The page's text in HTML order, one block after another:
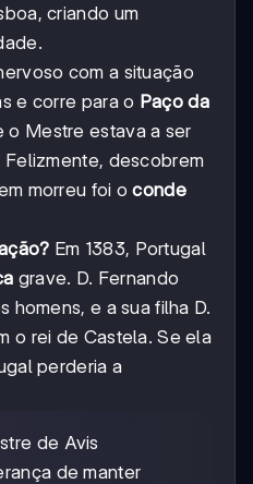
criando um
com a situação
e corre para o Paço da
o Mestre estava a ser
descobrem
morreu foi oconde
Em 1383, Portugal
grave. D. Fernando
homens, e a sua filha D.
o rei de Castela. Se ela
perderia a
de Avis
de manter